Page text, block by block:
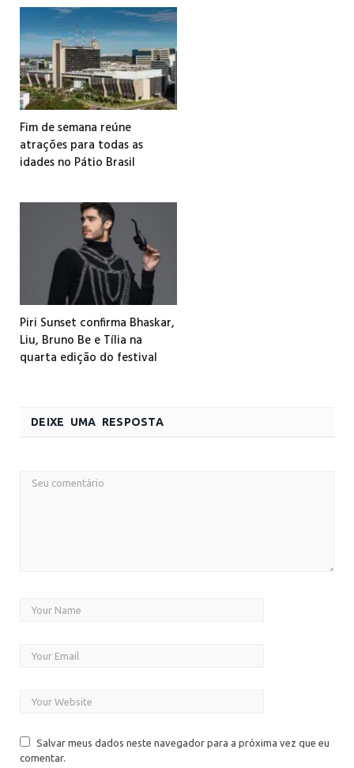
Fim de semana reúne
atrações para todas as
idades no Pátio Brasil
Piri Sunset confirma Bhaskar,
Liu, Bruno Be e Tília na
quarta edição do festival
DEIXE UMA RESPOSTA
Salvar meus dados neste navegador para a próxima vez que eu
comentar.